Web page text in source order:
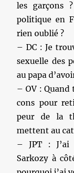
les garçons
politique en
rien oublié ?
– DC : Je
sexuelle des
au papa
– OV : Quand
cons pour
peur de la
mettent au
– JPT : J’ai
Sarkozy à